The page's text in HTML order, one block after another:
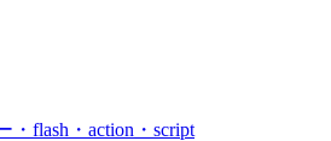
flash・action・script